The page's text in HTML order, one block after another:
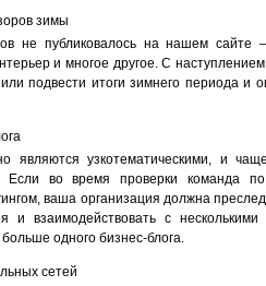
зимы
не публиковалось на нашем сайте
и многое другое. С
подвести итоги зимнего периода и
являются узкотематическими, и
Если во время проверки команда
ваша организация должна
и взаимодействовать с
одного бизнес-блога.
сетей